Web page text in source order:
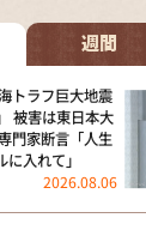
週間
トラフ巨大地震
被害は東日本大
門家断言「人生
入れて」
2026.08.06